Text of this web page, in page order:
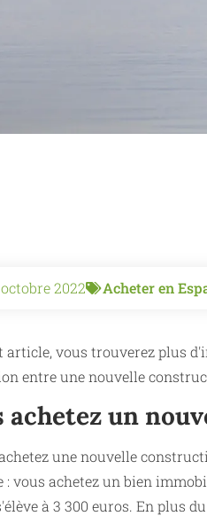
2022 Acheter en
article, vous trouverez plus
entre une nouvelle
achetez un
une nouvelle
: vous achetez un bien
à 3 300 euros. En plus